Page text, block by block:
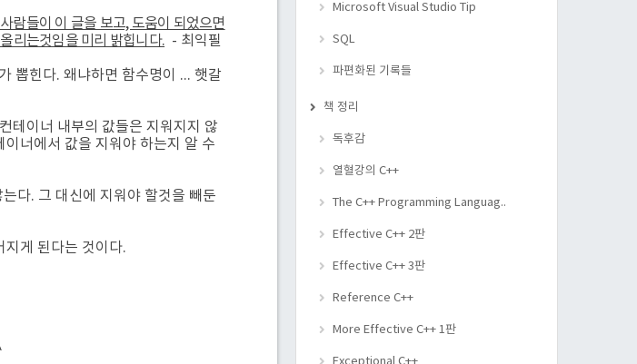
람들이 이 글을 보고, 도움이 되었으면
리는것임을 미리 밝힙니다. - 최익필
뽑힌다. 왜냐하면 함수명이 ... 햇갈
테이너 내부의 값들은 지워지지 않
너에서 값을 지워야 하는지 알 수
다. 그 대신에 지워야 할것을 빼둔
게 된다는 것이다.
Microsoft Visual Studio Tip
SQL
파편화된 기록들
책 정리
독후감
열혈강의 C++
The C++ Programming Languag..
Effective C++ 2판
Effective C++ 3판
Reference C++
More Effective C++ 1판